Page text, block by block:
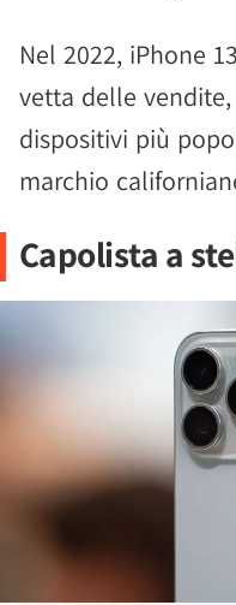
Nel 2022, iPhone
vetta delle
dispositivi più
marchio
Capolista a